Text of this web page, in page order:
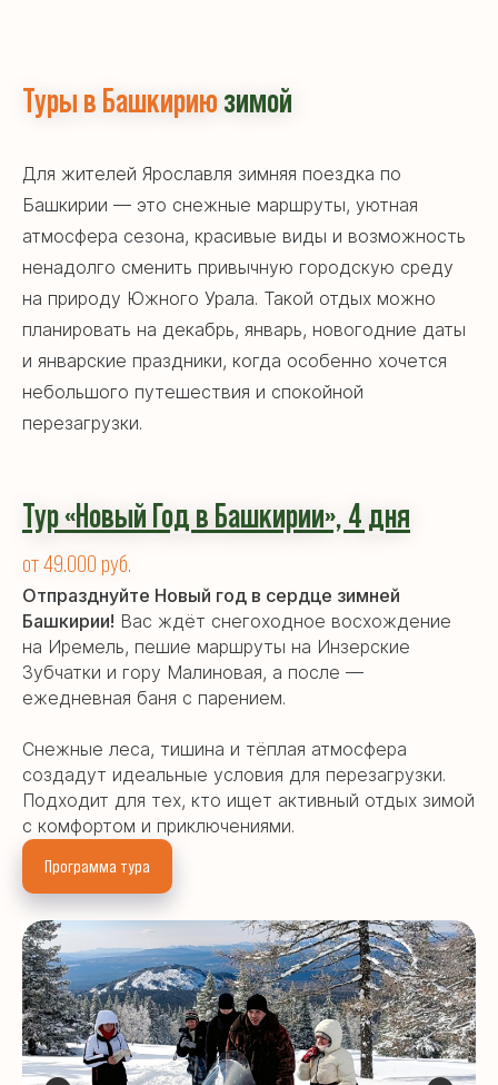
Туры в Башкирию зимой
Для жителей Ярославля зимняя поездка по
Башкирии — это снежные маршруты, уютная
атмосфера сезона, красивые виды и возможность
ненадолго сменить привычную городскую среду
на природу Южного Урала. Такой отдых можно
планировать на декабрь, январь, новогодние даты
и январские праздники, когда особенно хочется
небольшого путешествия и спокойной
перезагрузки.
Тур «Новый Год в Башкирии», 4 дня
от 49.000 руб.
Отпразднуйте Новый год в сердце зимней
Башкирии! Вас ждёт снегоходное восхождение
на Иремель, пешие маршруты на Инзерские
Зубчатки и гору Малиновая, а после —
ежедневная баня с парением.
Снежные леса, тишина и тёплая атмосфера
создадут идеальные условия для перезагрузки.
Подходит для тех, кто ищет активный отдых зимой
с комфортом и приключениями.
Программа тура